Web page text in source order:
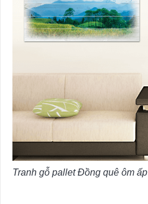
Tranh gỗ pallet Đồng quê ôm ấp